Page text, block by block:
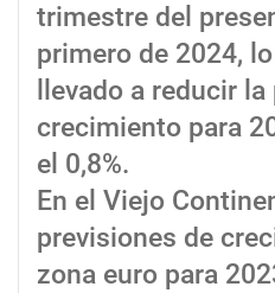
trimestre del
primero de 2024,
llevado a reducir
crecimiento para
el 0,8%.
En el Viejo
previsiones de
zona euro para